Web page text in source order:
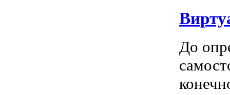
До